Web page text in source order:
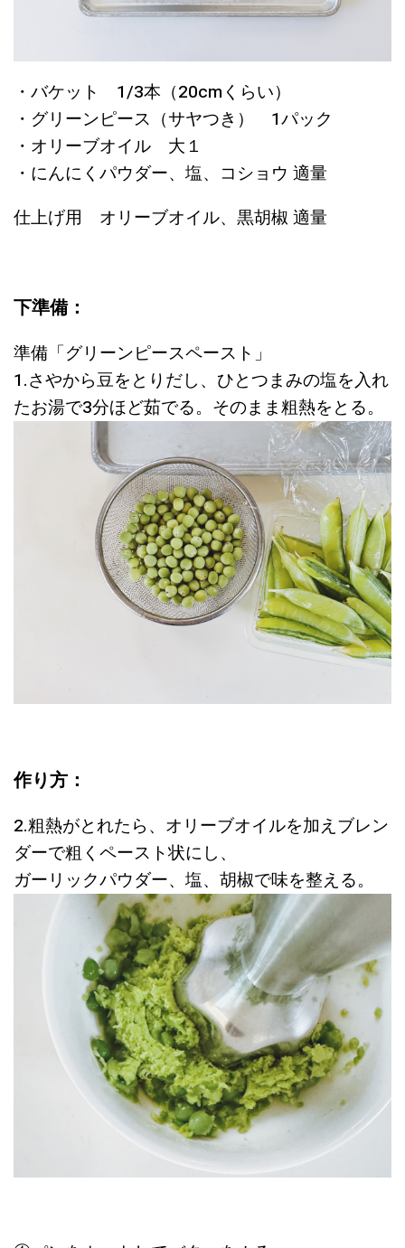
・バケット 1/3本（20cm くらい）
・グリーンピース（サヤつき） 1パック
・オリーブオイル 大１
・にんにくパウダー、塩、コショウ 適量
仕上げ用 オリーブオイル、黒胡椒 適量
下準備：
準備「グリーンピースペースト」
1.さやから豆をとりだし、ひとつまみの塩を入れ
たお湯で3分ほど茹でる。そのまま粗熱をとる。
作り方：
2.粗熱がとれたら、オリーブオイルを加えブレン
ダーで粗くペースト状にし、
ガーリックパウダー、塩、胡椒で味を整える。